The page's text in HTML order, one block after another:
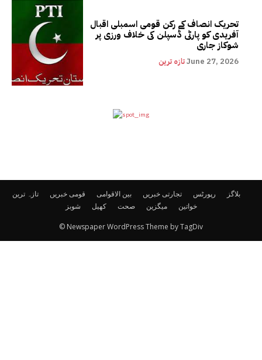
تحریک انصاف کے رکن قومی اسمبلی اقبال
آفریدی کو پارٹی ڈسپلن کی خلاف ورزی پر
شوکاز جاری
تازہ ترینJune 27, 2026
تازہ ترین قومی خبریں بین الاقوامی تجارتی خبریں رپورٹس
بلاگز
شوبز
کھیل صحت میگزین خواتین
© Newspaper WordPress Theme by TagDiv